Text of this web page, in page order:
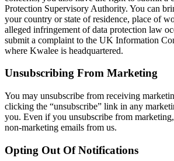
Protection Supervisory Authority. You can
your country or state of residence, place of
alleged infringement of data protection law
submit a complaint to the UK Information
where Kwalee is headquartered.
Unsubscribing From Marketing
You may unsubscribe from receiving
clicking the “unsubscribe” link in any
you. Even if you unsubscribe from
non-marketing emails from us.
Opting Out Of Notifications